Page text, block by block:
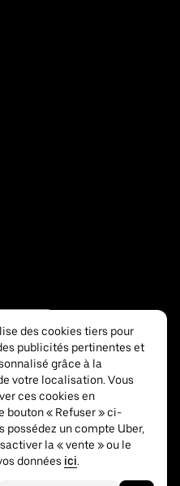
des cookies tiers pour
publicités pertinentes et
grâce à la
votre localisation. Vous
ces cookies en
bouton « Refuser » ci-
possédez un compte Uber,
la « vente » ou le
données ici.